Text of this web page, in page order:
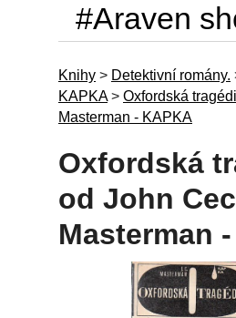
#Araven
Knihy > Detektivní romány.
KAPKA > Oxfordská
Masterman - KAPKA
Oxfordská
od John
Masterman